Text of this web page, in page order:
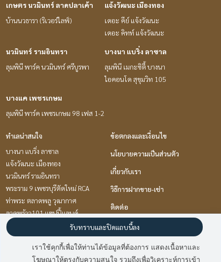
เกษตร นวมินทร์ ลาดปลาเค้า
บ้านนวธารา (ริเวอร์ไลฟ์)
แจ้งวัฒนะ เมืองทอง
เดอะ คีย์ แจ้งวัฒนะ
เดอะ คิทท์ แจ้งวัฒนะ
นวมินทร์ รามอินทรา
ลุมพินี พาร์ค นวมินทร์ ศรีบูรพา
บางนา แบริ่ง ลาซาล
ลุมพินี เมกะซิตี้ บางนา
ไอคอนโด สุขุมวิท 105
บางแค เพชรเกษม
ลุมพินี พาร์ค เพชรเกษม 98 เฟส 1-2
ทำเลน่าสนใจ
บางนา แบริ่ง ลาซาล
แจ้งวัฒนะ เมืองทอง
นวมินทร์ รามอินทรา
พระราม 9 เพชรบุรีตัดใหม่ RCA
ท่าพระ ตลาดพลู วุฒากาศ
ลาดพร้าว101 แฮปปี้แลนด์
เกษตร นวมินทร์ ลาดปลาเค้า
อ่อนนุช อุดมสุข
เกษตรศาสตร์ รัชโยธิน
ข้อตกลงและเงื่อนไข
นโยบายความเป็นส่วนตัว
เกี่ยวกับเรา
วิธีการฝากขาย-เช่า
ติดต่อ
เราใช้คุกกี้เพื่อให้ท่านได้ข้อมูลที่ต้องการ แสดงเนื้อหาและ
โฆษณาให้ตรงกับความสนใจ รวมถึงเพื่อวิเคราะห์การเข้า
รับทราบและปิดแถบนี้ลง